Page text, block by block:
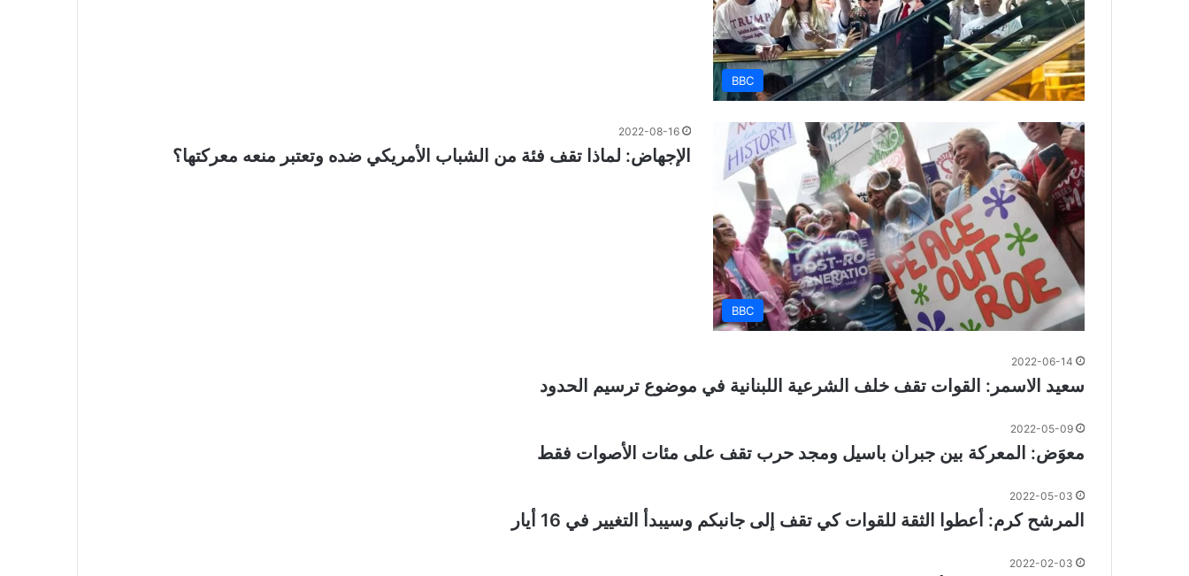
BBC
BBC
2022-08-16
الإجهاض: لماذا تقف فئة من الشباب الأمريكي ضده وتعتبر منعه معركتها؟
2022-06-14
سعيد الاسمر: القوات تقف خلف الشرعية اللبنانية في موضوع ترسيم الحدود
2022-05-09
معوَض: المعركة بين جبران باسيل ومجد حرب تقف على مئات الأصوات فقط
2022-05-03
المرشح كرم: أعطوا الثقة للقوات كي تقف إلى جانبكم وسيبدأ التغيير في 16 أيار
2022-02-03